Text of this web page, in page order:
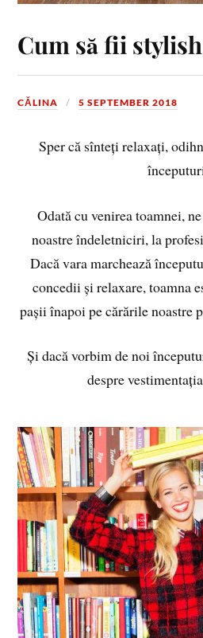
Cum să fii
CĂLINA 5 SEPTEMBER 2018
Sper că sînteți relaxați,
Odată cu venirea toamnei,
noastre îndeletniciri, la
Dacă vara marchează
concedii și relaxare, toamna
pașii înapoi pe cărările noastre
Și dacă vorbim de noi
despre